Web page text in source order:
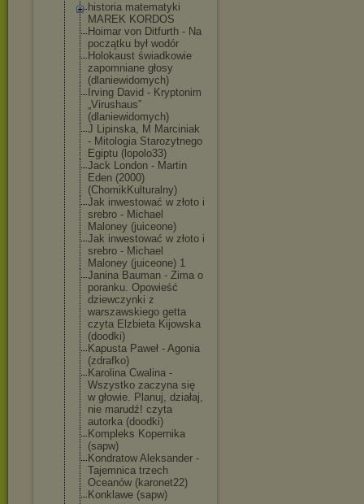
historia matematyki
MAREK KORDOS
Hoimar von Ditfurth - Na
początku był wodór
Holokaust świadkowie
zapomniane głosy
(dlaniewidomyc h)
Irving David - Kryptonim
„Virushaus”
(dlaniewidomyc h)
J Lipinska, M Marciniak
- Mitologia Starozytnego
Egiptu (lopolo33)
Jack London - Martin
Eden (2000)
(ChomikKultura lny)
Jak inwestować w złoto i
srebro - Michael
Maloney (juiceone)
Jak inwestować w złoto i
srebro - Michael
Maloney (juiceone) 1
Janina Bauman - Zima o
poranku. Opowieść
dziewczynki z
warszawskiego getta
czyta Elzbieta Kijowska
(doodki)
Kapusta Paweł - Agonia
(zdrafko)
Karolina Cwalina -
Wszystko zaczyna się
w głowie. Planuj, działaj,
nie marudź! czyta
autorka (doodki)
Kompleks Kopernika
(sapw)
Kondratow Aleksander -
Tajemnica trzech
Oceanów (karonet22)
Konklawe (sapw)